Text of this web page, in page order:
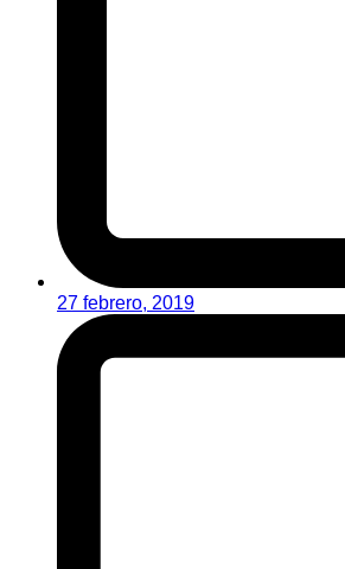
27 febrero, 2019